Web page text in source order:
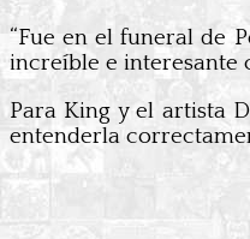
“Fue en el funeral de
increíble e interesante
Para King y el artista
entenderla